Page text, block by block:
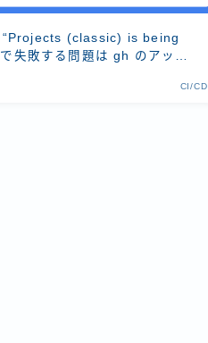
(classic) is being
失敗する問題は gh のアップ
CI/CD